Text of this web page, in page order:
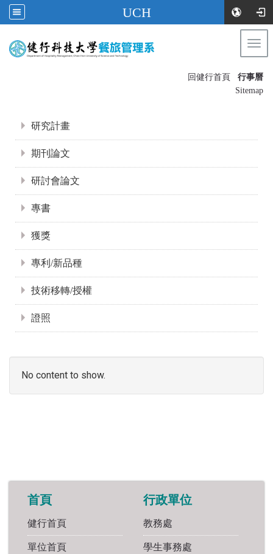
UCH
回健行首頁
行事曆
Sitemap
研究計畫
期刊論文
研討會論文
專書
獲獎
專利/新品種
技術移轉/授權
證照
No content to show.
首頁
健行首頁
單位首頁
行政單位
教務處
學生事務處